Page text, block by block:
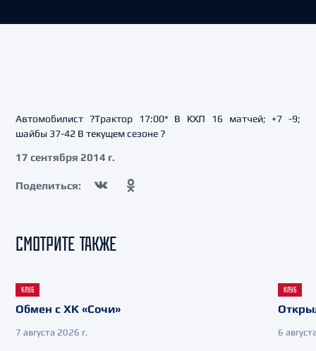
Автомобилист ?Трактор 17:00* В КХЛ 16 матчей; +7 -9;
шайбы 37-42 В текущем сезоне ?
17 сентября 2014 г.
Поделиться:
СМОТРИТЕ ТАКЖЕ
КЛУБ
Обмен с ХК «Сочи»
7 августа 2026 г.
КЛУБ
6